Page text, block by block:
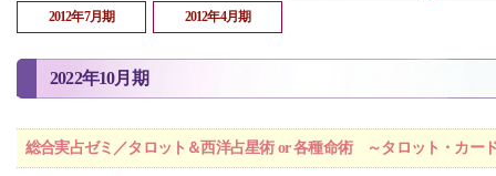
2012年7月期 2012年4月期
2022年10月期
総合実占ゼミ／タロット＆西洋占星術 or 各種命術 ～タロット・カー